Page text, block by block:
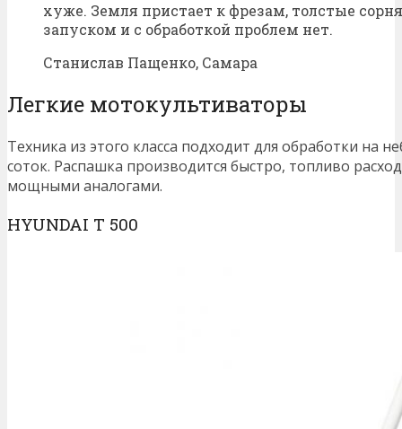
хуже. Земля пристает к фрезам, толстые
запуском и с обработкой проблем нет.
Станислав Пащенко, Самара
Легкие мотокультиваторы
Техника из этого класса подходит для обработки на
соток. Распашка производится быстро, топливо
мощными аналогами.
HYUNDAI Т 500